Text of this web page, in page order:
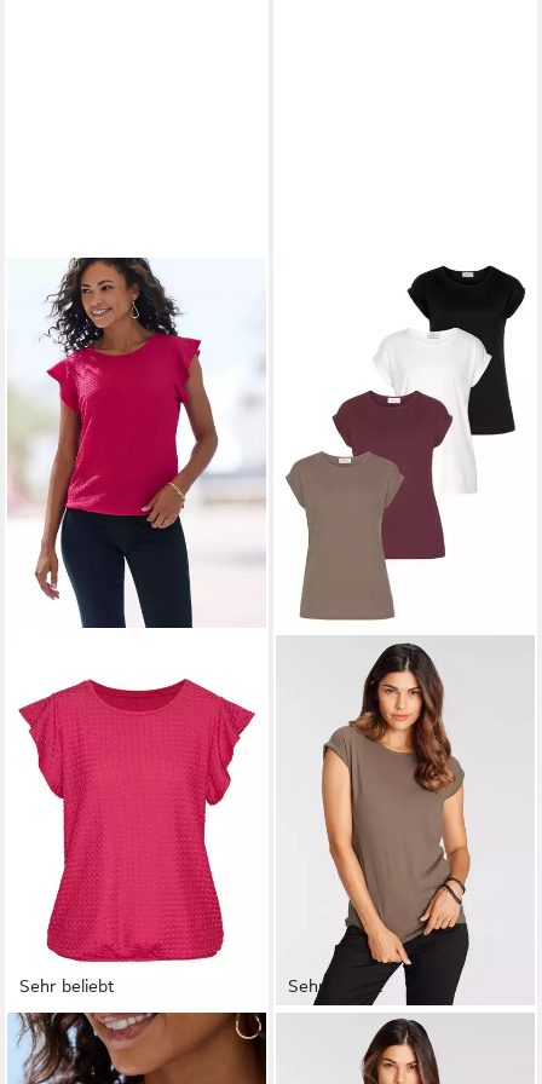
Sehr beliebt
LASCANA
T-Shirt mit modischer
Sehr beliebt
T-Shirt im Basic-Stil, weicher